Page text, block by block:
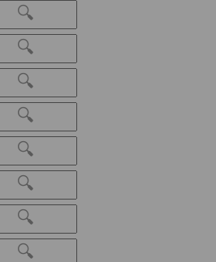
🔍
🔍
🔍
🔍
🔍
🔍
🔍
🔍